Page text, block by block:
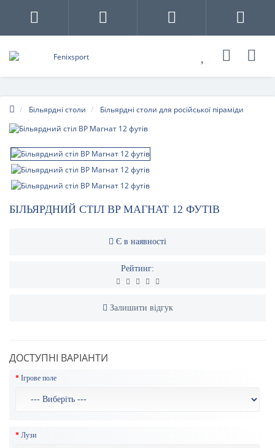
Більярдні столи Більярдні столи для російської піраміди
БІЛЬЯРДНИЙ СТІЛ BP МАГНАТ 12 ФУТІВ
Є в наявності
Рейтинг:
Залишити відгук
ДОСТУПНІ ВАРІАНТИ
Ігрове поле
Лузи